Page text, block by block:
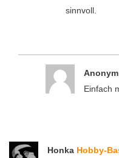
sinnvoll.
Anonym
Einfach
Honka Hobby-